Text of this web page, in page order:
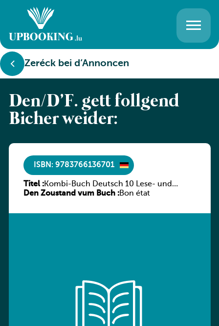
Zeréck bei d’Annoncen
Den/D’F. gëtt follgend
Bicher weider:
ISBN: 9783766136701
Titel :Kombi-Buch Deutsch 10 Lese- und
Sprachbuch
Den Zoustand vum Buch :Bon état